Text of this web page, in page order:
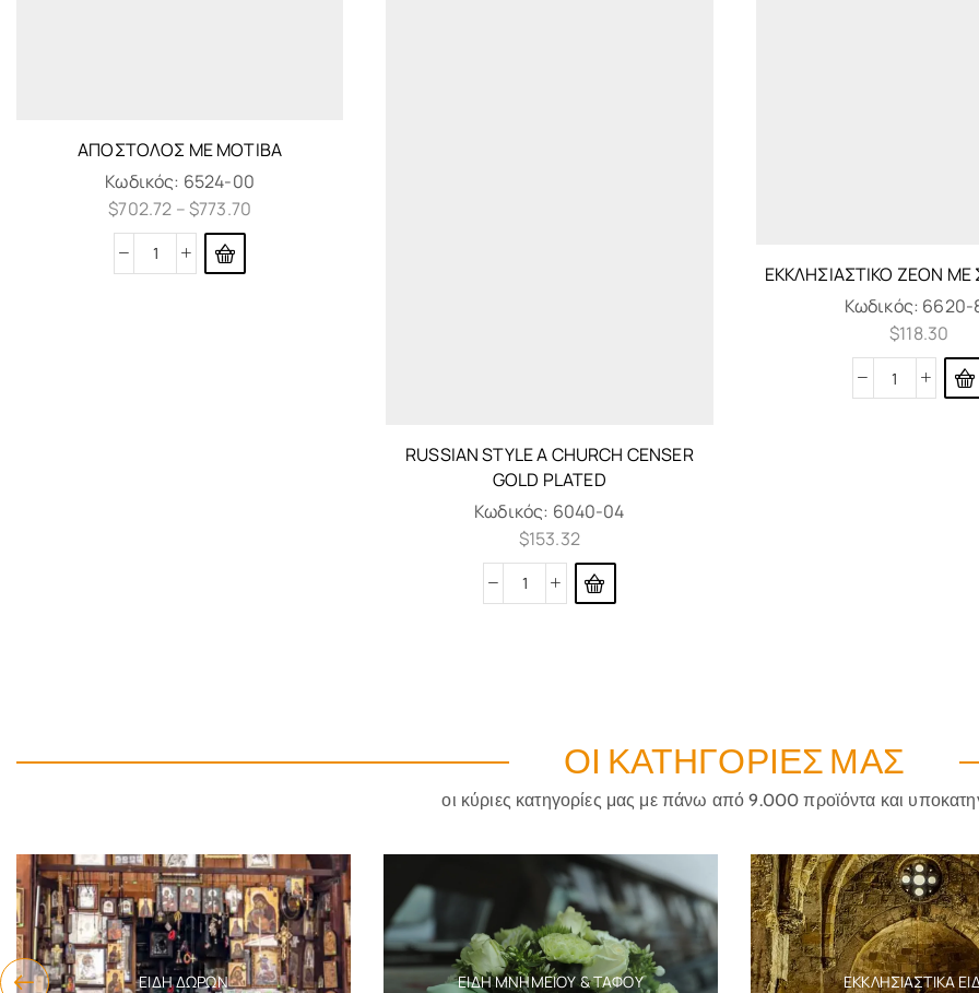
ΑΠΌΣΤΟΛΟΣ ΜΕ ΜΟΤΊΒΑ
Κωδικός: 6524-00
$702.72 –$773.70
RUSSIAN STYLE A CHURCH CENSER
GOLD PLATED
Κωδικός: 6040-04
$153.32
ΕΚΚΛΗΣΙΑΣΤΙΚΌ ΖΈΟΝ ΜΕ
Κωδικός: 6620-
$118.30
ΟΙ ΚΑΤΗΓΟΡΊΕΣ ΜΑΣ
οι κύριες κατηγορίες μας με πάνω από 9.000 προϊόντα και
ΕΊΔΗ ΔΏΡΩΝ ΕΊΔΗ ΜΝΗΜΕΊΟΥ & ΤΆΦΟΥ ΕΚΚΛΗΣΙΑΣΤΙΚΆ